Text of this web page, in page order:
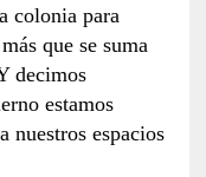
colonia para
que se suma
decimos
estamos
nuestros espacios